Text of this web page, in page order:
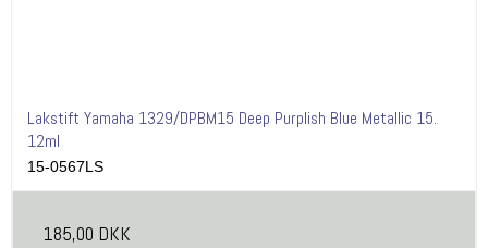
Lakstift Yamaha 1329/DPBM15 Deep Purplish Blue Metallic 15.
12ml
15-0567LS
185,00 DKK